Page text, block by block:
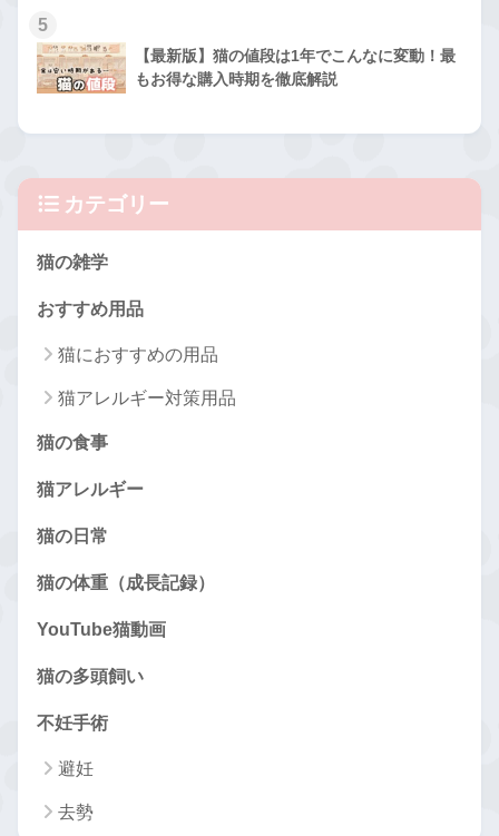
5
【最新版】猫の値段は1年でこんなに変動！最
もお得な購入時期を徹底解説
カテゴリー
猫の雑学
おすすめ用品
猫におすすめの用品
猫アレルギー対策用品
猫の食事
猫アレルギー
猫の日常
猫の体重（成長記録）
YouTube猫動画
猫の多頭飼い
不妊手術
避妊
去勢